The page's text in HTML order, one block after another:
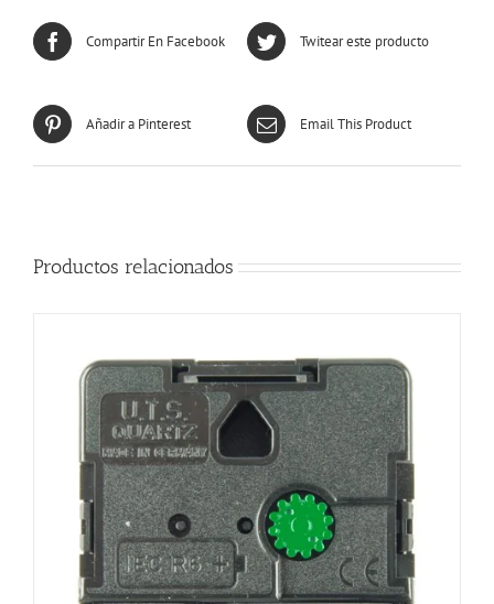
Compartir En Facebook Twitear este producto
Añadir a Pinterest Email This Product
Productos relacionados